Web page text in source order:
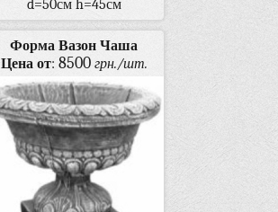
d=50см h=45см
Форма Вазон Чаша
Цена от: 8500 грн./шт.